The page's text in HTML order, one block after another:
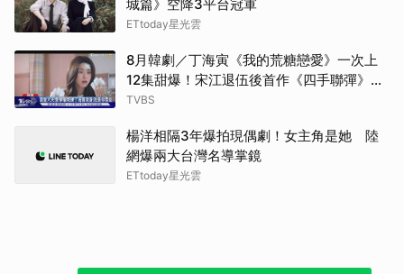
城篇》空降3平台冠軍
ETtoday星光雲
8月韓劇／丁海寅《我的荒糖戀愛》一次上
12集甜爆！宋江退伍後首作《四手聯彈》倒
數
TVBS
楊洋相隔3年爆拍現偶劇！女主角是她 陸
網爆兩大台灣名導掌鏡
ETtoday星光雲